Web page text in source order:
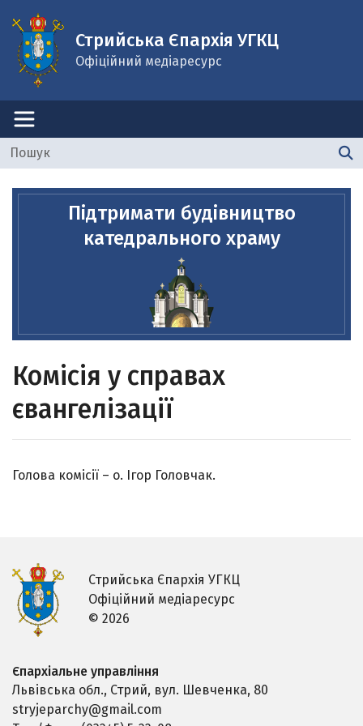
Стрийська Єпархія УГКЦ
Офіційний медіаресурс
Підтримати будівництво
катедрального храму
Комісія у справах
євангелізації
Голова комісії – о. Ігор Головчак.
Стрийська Єпархія УГКЦ
Офіційний медіаресурс
© 2026
Єпархіальне управління
Львівська обл., Стрий, вул. Шевченка, 80
stryjeparchy@gmail.com